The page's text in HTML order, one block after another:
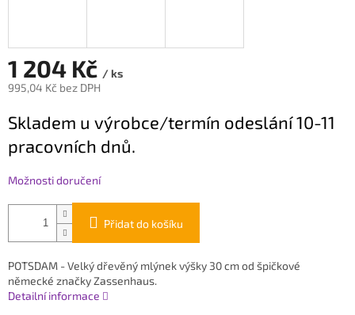
1 204 Kč / ks
995,04 Kč bez DPH
cena:
Skladem u výrobce/termín odeslání 10-11
pracovních dnů.
Možnosti doručení
Přidat do košíku
POTSDAM - Velký dřevěný mlýnek výšky 30 cm od špičkové
německé značky Zassenhaus.
Detailní informace